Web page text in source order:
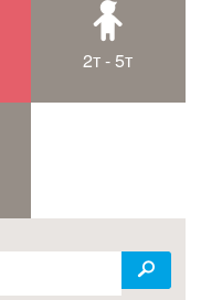
2т - 5т